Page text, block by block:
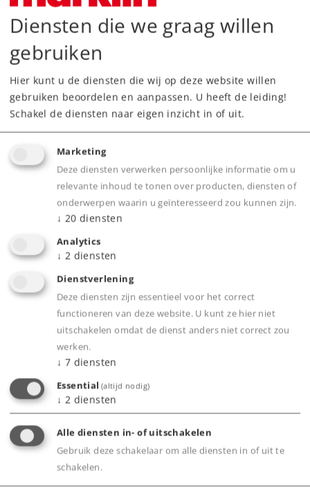
Goederenwagen
399,00 €
Leverbaar vanaf fabriek.
Spoor 1 Tijdperk II
Art.-No. 58818
Diensten die we graag willen
gebruiken
Hier kunt u de diensten die wij op deze website willen
gebruiken beoordelen en aanpassen. U heeft de leiding!
Schakel de diensten naar eigen inzicht in of uit.
Marketing
Deze diensten verwerken persoonlijke informatie om u
relevante inhoud te tonen over producten, diensten of
onderwerpen waarin u geïnteresseerd zou kunnen zijn.
↓ 20 diensten
Analytics
↓ 2 diensten
Dienstverlening
Deze diensten zijn essentieel voor het correct
functioneren van deze website. U kunt ze hier niet
uitschakelen omdat de dienst anders niet correct zou
werken.
↓ 7 diensten
Essential (altijd nodig)
↓ 2 diensten
Alle diensten in- of uitschakelen
Gebruik deze schakelaar om alle diensten in of uit te
schakelen.